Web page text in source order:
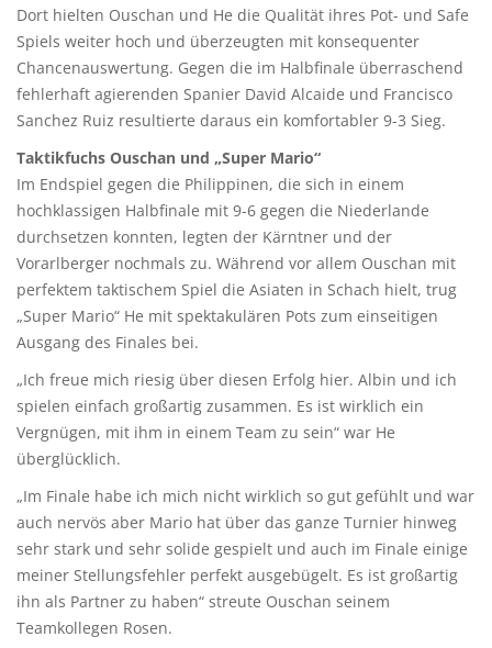
Dort hielten Ouschan und He die Qualität ihres Pot- und Safe
Spiels weiter hoch und überzeugten mit konsequenter
Chancenauswertung. Gegen die im Halbfinale überraschend
fehlerhaft agierenden Spanier David Alcaide und Francisco
Sanchez Ruiz resultierte daraus ein komfortabler 9-3 Sieg.
Taktikfuchs Ouschan und „Super Mario“
Im Endspiel gegen die Philippinen, die sich in einem
hochklassigen Halbfinale mit 9-6 gegen die Niederlande
durchsetzen konnten, legten der Kärntner und der
Vorarlberger nochmals zu. Während vor allem Ouschan mit
perfektem taktischem Spiel die Asiaten in Schach hielt, trug
„Super Mario“ He mit spektakulären Pots zum einseitigen
Ausgang des Finales bei.
„Ich freue mich riesig über diesen Erfolg hier. Albin und ich
spielen einfach großartig zusammen. Es ist wirklich ein
Vergnügen, mit ihm in einem Team zu sein“ war He
überglücklich.
„Im Finale habe ich mich nicht wirklich so gut gefühlt und war
auch nervös aber Mario hat über das ganze Turnier hinweg
sehr stark und sehr solide gespielt und auch im Finale einige
meiner Stellungsfehler perfekt ausgebügelt. Es ist großartig
ihn als Partner zu haben“ streute Ouschan seinem
Teamkollegen Rosen.